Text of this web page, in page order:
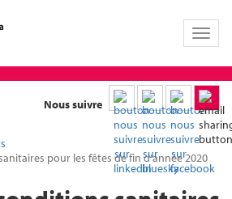
Toggle
Nous suivre
pour les fêtes de fin d’année 2020